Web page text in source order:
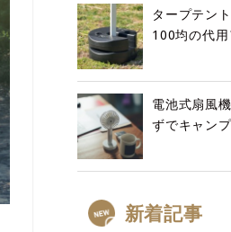
タープテン
100均の代用
電池式扇風
ずでキャン
新着記事